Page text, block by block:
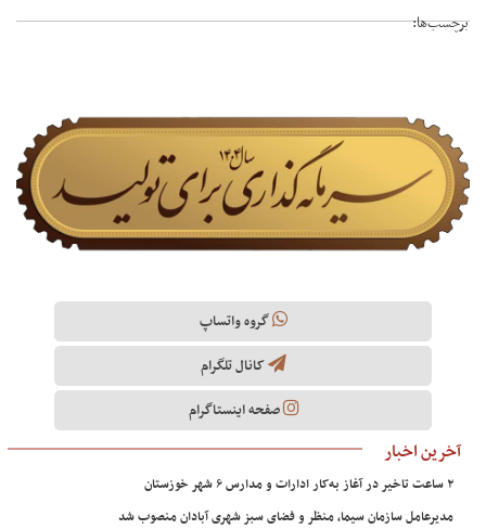
برچسب‌ها:
گروه واتساپ
کانال تلگرام
صفحه اینستاگرام
آخرین اخبار
۲ ساعت تاخیر در آغاز به‌کار ادارات و مدارس ۶ شهر خوزستان
مدیرعامل سازمان سیما، منظر و فضای سبز شهری آبادان منصوب شد